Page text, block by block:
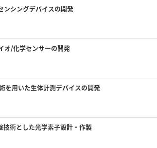
ンシングデバイスの開発
オ/化学センサーの開発
を用いた生体計測デバイスの開発
技術とした光学素子設計・作製